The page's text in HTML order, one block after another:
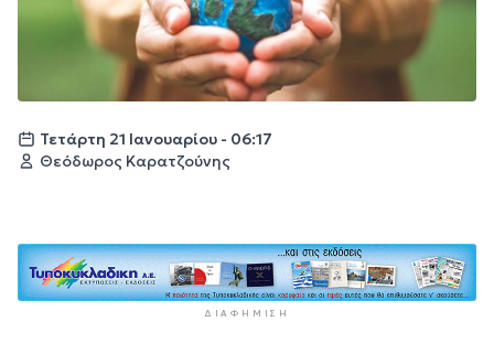
Τετάρτη 21 Ιανουαρίου - 06:17
Θεόδωρος Καρατζούνης
ΔΙΑΦΉΜΙΣΗ